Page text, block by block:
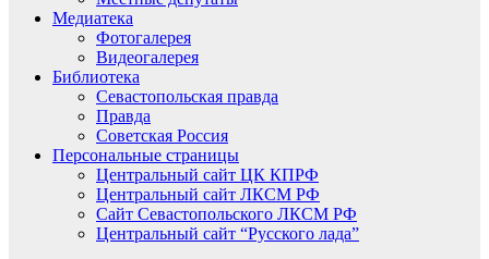
Медиатека
Фотогалерея
Видеогалерея
Библиотека
Севастопольская правда
Правда
Советская Россия
Персональные страницы
Центральный сайт ЦК КПРФ
Центральный сайт ЛКСМ РФ
Сайт Севастопольского ЛКСМ РФ
Центральный сайт “Русского лада”